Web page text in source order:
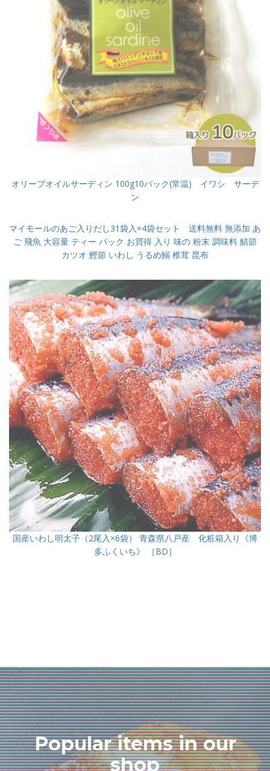
オリーブオイルサーディン 100g10パック(常温) イワシ サーデ
ン
マイモールのあご入りだし31袋入×4袋セット 送料無料 無添加 あ
ご 飛魚 大容量 ティー パック お買得 入り 味の 粉末 調味料 鯖節
カツオ 鰹節 いわし うるめ鰯 椎茸 昆布
国産いわし明太子（2尾入×6袋） 青森県八戸産 化粧箱入り《博
多ふくいち》 ［BD］
Popular items in our
shop